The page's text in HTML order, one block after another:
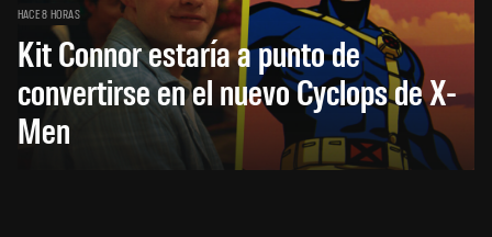
HACE 8 HORAS
Kit Connor estaría a punto de
convertirse en el nuevo Cyclops de X-
Men